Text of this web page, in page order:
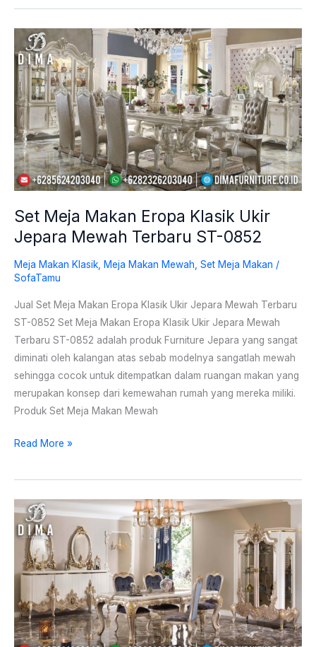
Set Meja Makan Eropa Klasik Ukir
Jepara Mewah Terbaru ST-0852
Meja Makan Klasik Meja Makan Mewah Set Meja Makan /
SofaTamu
Jual Set Meja Makan Eropa Klasik Ukir Jepara Mewah Terbaru
ST-0852 Set Meja Makan Eropa Klasik Ukir Jepara Mewah
Terbaru ST-0852 adalah produk Furniture Jepara yang sangat
diminati oleh kalangan atas sebab modelnya sangatlah mewah
sehingga cocok untuk ditempatkan dalam ruangan makan yang
merupakan konsep dari kemewahan rumah yang mereka miliki.
Produk Set Meja Makan Mewah
Set
Meja
Makan
Eropa
Klasik
Ukir
Jepara
Mewah
Terbaru
0852
Read More »
Set
Meja
Makan
Ukir
Klasik
Jepara
Mewah